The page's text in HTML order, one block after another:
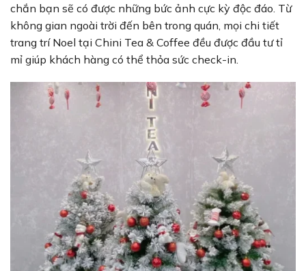
chắn bạn sẽ có được những bức ảnh cực kỳ độc đáo. Từ
không gian ngoài trời đến bên trong quán, mọi chi tiết
trang trí Noel tại Chini Tea & Coffee đều được đầu tư tỉ
mỉ giúp khách hàng có thể thỏa sức check-in.